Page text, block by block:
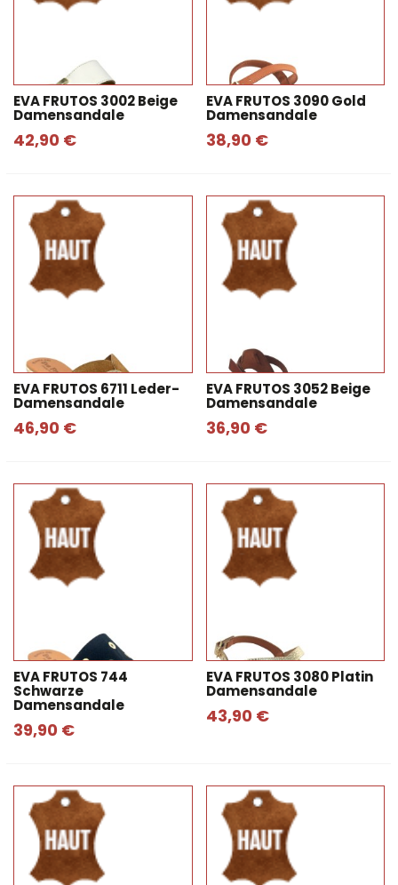
EVA FRUTOS 3002 Beige
Damensandale
42,90 €
EVA FRUTOS 3090 Gold
Damensandale
38,90 €
EVA FRUTOS 6711 Leder-
Damensandale
46,90 €
EVA FRUTOS 3052 Beige
Damensandale
36,90 €
EVA FRUTOS 744
Schwarze
Damensandale
39,90 €
EVA FRUTOS 3080 Platin
Damensandale
43,90 €